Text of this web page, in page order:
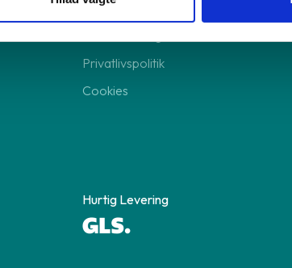
Returnering
Privatlivspolitik
Cookies
Hurtig Levering